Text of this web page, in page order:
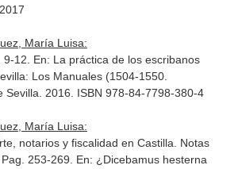
María Luisa:
12. En: La práctica de los escribanos
Los Manuales (1504-1550.
Sevilla. 2016. ISBN 978-84-7798-380-4
María Luisa:
notarios y fiscalidad en Castilla. Notas
253-269. En: ¿Dicebamus hesterna